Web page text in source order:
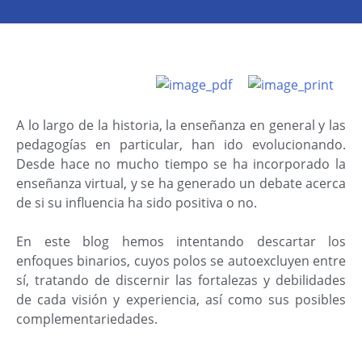
A lo largo de la historia, la enseñanza en general y las
pedagogías en particular, han ido evolucionando.
Desde hace no mucho tiempo se ha incorporado la
enseñanza virtual, y se ha generado un debate acerca
de si su influencia ha sido positiva o no.
En este blog hemos intentando descartar los
enfoques binarios, cuyos polos se autoexcluyen entre
sí, tratando de discernir las fortalezas y debilidades
de cada visión y experiencia, así como sus posibles
complementariedades.